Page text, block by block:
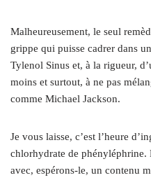
Malheureusement, le seul
grippe qui puisse cadrer dans
Tylenol Sinus et, à la rigueur,
moins et surtout, à ne pas
comme Michael Jackson.
Je vous laisse, c’est l’heure
chlorhydrate de phényléphrine.
avec, espérons-le, un contenu